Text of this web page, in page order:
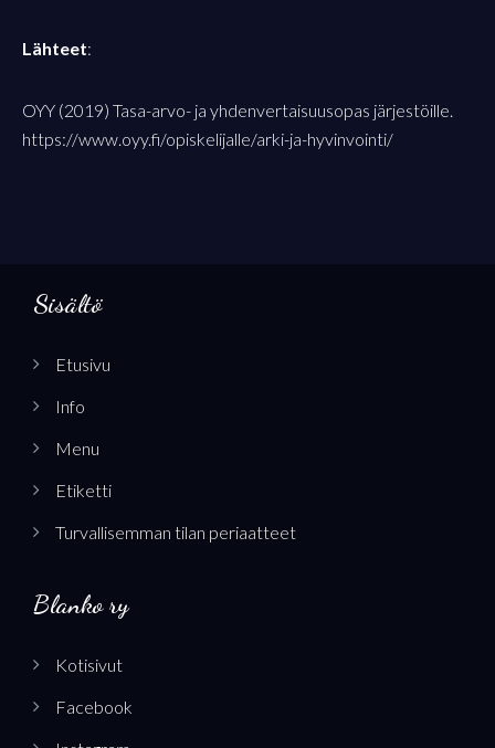
Lähteet:
OYY (2019) Tasa-arvo- ja yhdenvertaisuusopas järjestöille.
https://www.oyy.fi/opiskelijalle/arki-ja-hyvinvointi/
Sisältö
Etusivu
Info
Menu
Etiketti
Turvallisemman tilan periaatteet
Blanko ry
Kotisivut
Facebook